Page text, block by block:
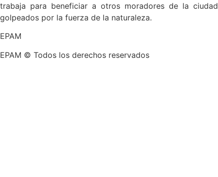
trabaja para beneficiar a otros moradores de la ciudad
golpeados por la fuerza de la naturaleza.
EPAM
EPAM © Todos los derechos reservados